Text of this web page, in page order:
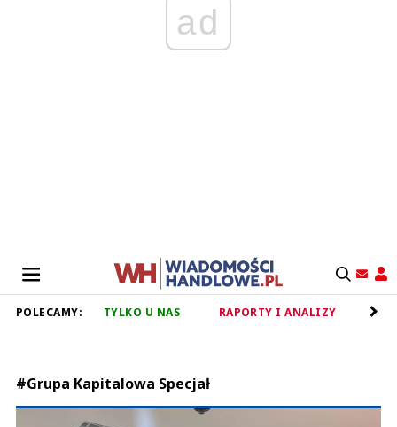
ad
POLECAMY: TYLKO U NAS RAPORTY I ANALIZY
#Grupa Kapitalowa Specjał